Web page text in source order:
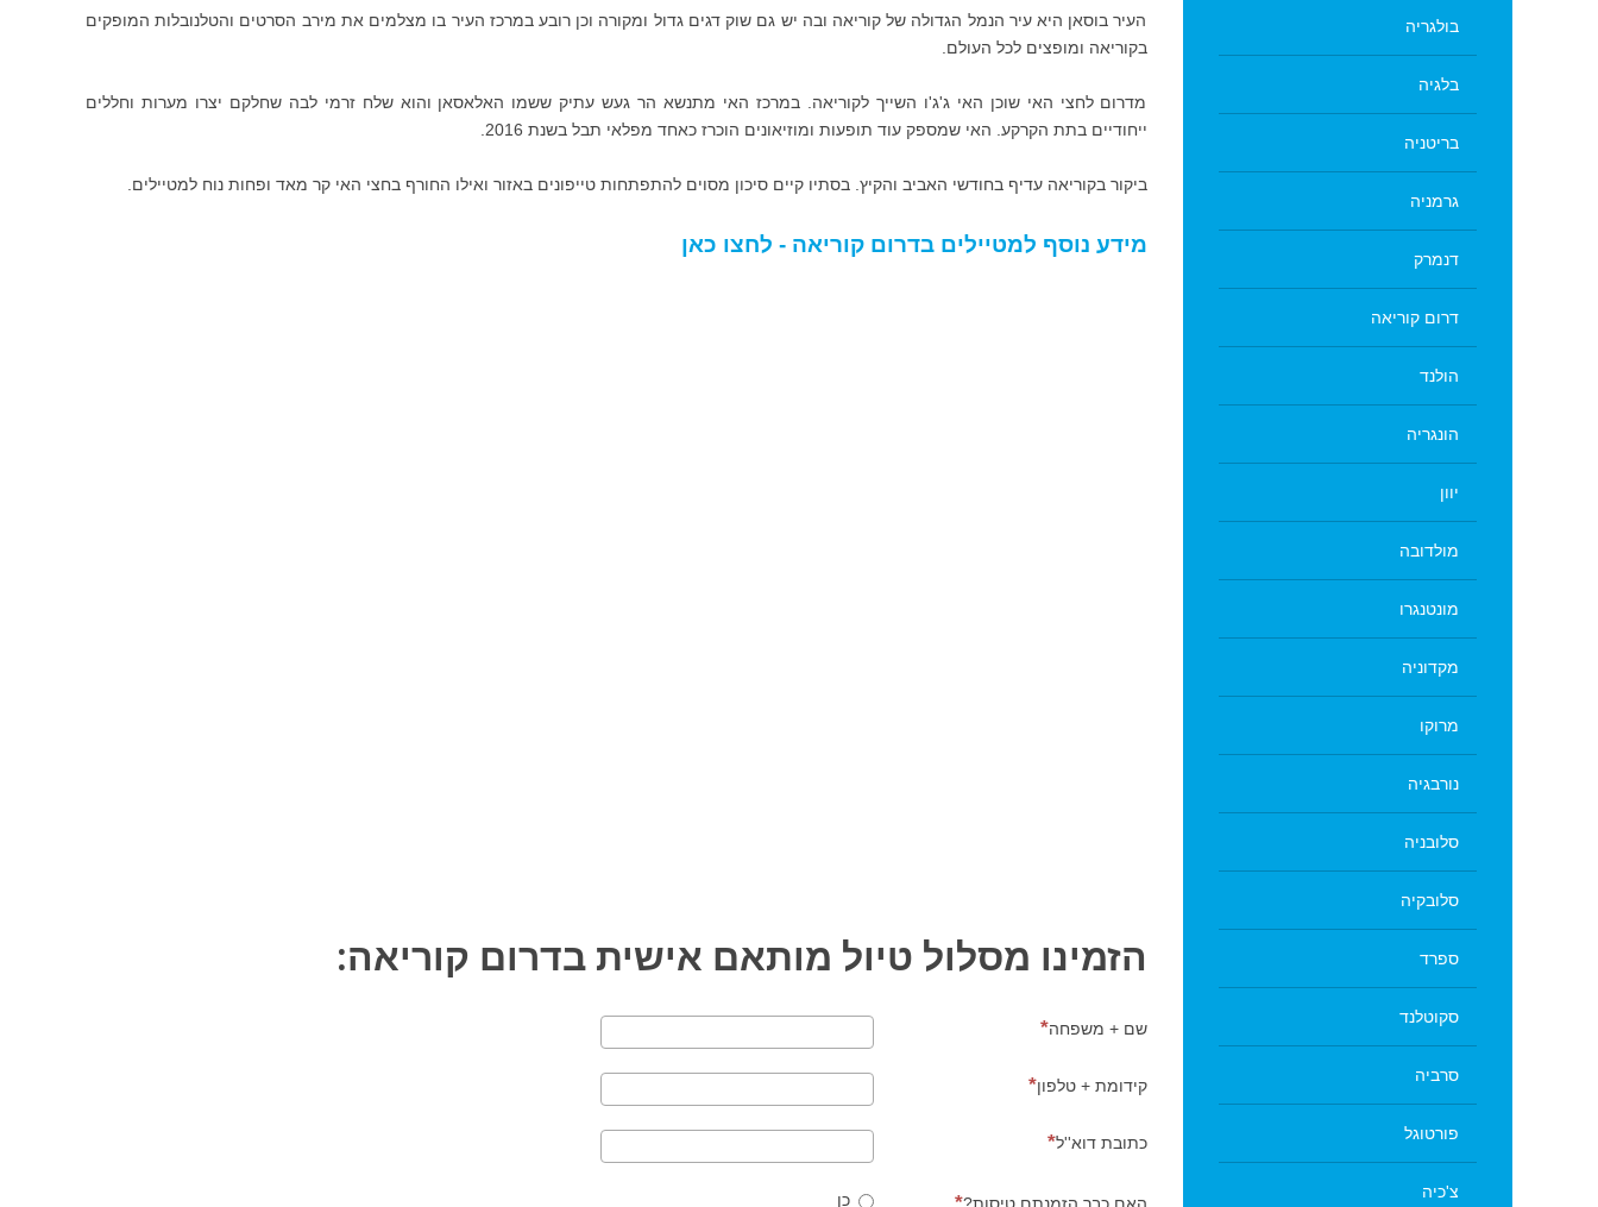
העיר בוסאן היא עיר הנמל הגדולה של קוריאה ובה יש גם שוק דגים גדול ומקורה וכן רובע במרכז העיר בו מצלמים את מירב הסרטים והטלנובלות המופקים
בקוריאה ומופצים לכל העולם.
מדרום לחצי האי שוכן האי ג'ג'ו השייך לקוריאה. במרכז האי מתנשא הר געש עתיק ששמו האלאסאן והוא שלח זרמי לבה שחלקם יצרו מערות וחללים
ייחודיים בתת הקרקע. האי שמספק עוד תופעות ומוזיאונים הוכרז כאחד מפלאי תבל בשנת 2016.
ביקור בקוריאה עדיף בחודשי האביב והקיץ. בסתיו קיים סיכון מסוים להתפתחות טייפונים באזור ואילו החורף בחצי האי קר מאד ופחות נוח למטיילים.
מידע נוסף למטיילים בדרום קוריאה - לחצו כאן
בקוריאה. המסכות שימשו לכיסוי
טקס החלפת משמרות בארמון
הזמינו מסלול טיול מותאם אישית בדרום קוריאה:
שם + משפחה
קידומת + טלפון
כתובת דוא''ל
האם כבר הזמנתם טיסות?
כן
בולגריה
בלגיה
בריטניה
גרמניה
דנמרק
דרום קוריאה
הולנד
הונגריה
יוון
מולדובה
מונטנגרו
מקדוניה
מרוקו
נורבגיה
סלובניה
סלובקיה
ספרד
סקוטלנד
סרביה
פורטוגל
צ'כיה